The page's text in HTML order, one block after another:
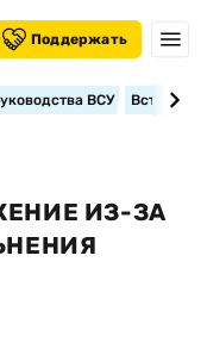
Поддержать
ВСУ
ИЗ-ЗА